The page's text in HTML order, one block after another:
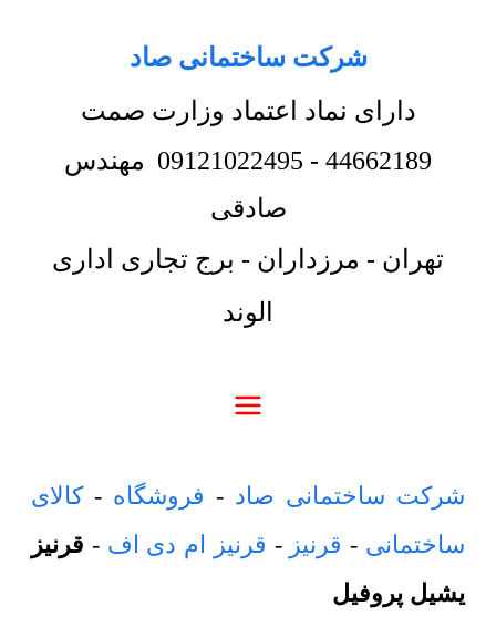
شرکت ساختمانی صاد
دارای نماد اعتماد وزارت صمت
44662189
-
09121022495 مهندس
صادقی
تهران - مرزداران - برج تجاری اداری
الوند
شرکت ساختمانی صاد - فروشگاه -کالای
ساختمانی - قرنیز - قرنیز ام دی اف - قرنیز
یشیل پروفیل